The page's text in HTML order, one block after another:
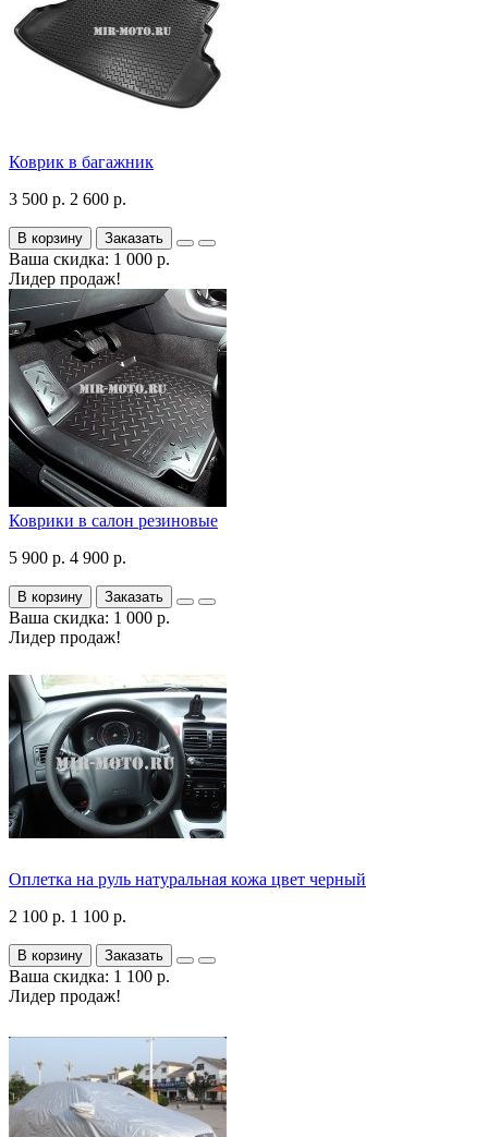
Коврик в багажник
3 500 р. 2 600 р.
В корзину Заказать
Ваша скидка: 1 000 р.
Лидер продаж!
Коврики в салон резиновые
5 900 р. 4 900 р.
В корзину Заказать
Ваша скидка: 1 000 р.
Лидер продаж!
Оплетка на руль натуральная кожа цвет черный
2 100 р. 1 100 р.
В корзину Заказать
Ваша скидка: 1 100 р.
Лидер продаж!